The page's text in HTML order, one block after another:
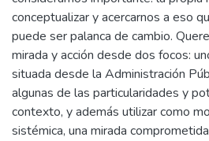
conceptualizar y acercarnos a eso
puede ser palanca de cambio.
mirada y acción desde dos focos:
situada desde la Administración
algunas de las particularidades y
contexto, y además utilizar como
sistémica, una mirada